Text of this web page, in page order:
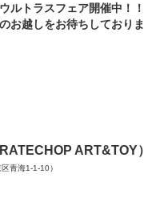
ルトラスフェア開催中！！
お越しをお待ちしておりま
ART&TOY）
青海1-1-10）